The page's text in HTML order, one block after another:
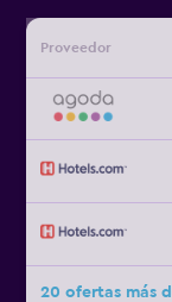
Proveedor
20 ofertas más